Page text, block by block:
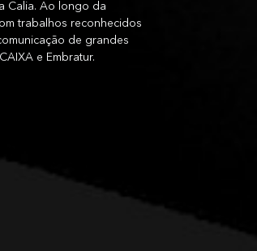
Calia. Ao longo da
trabalhos reconhecidos
de grandes
e Embratur.